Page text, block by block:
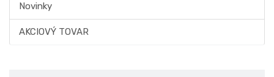
Novinky
AKCIOVÝ TOVAR